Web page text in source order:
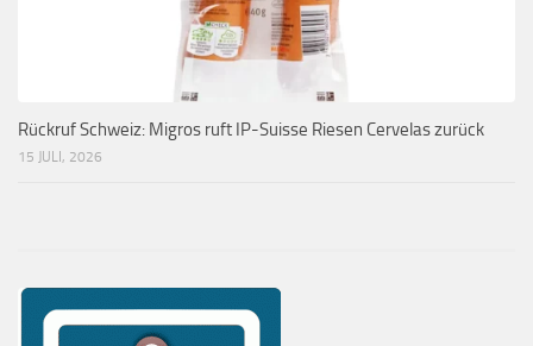
Rückruf Schweiz: Migros ruft IP-Suisse Riesen Cervelas zurück
15 JULI, 2026